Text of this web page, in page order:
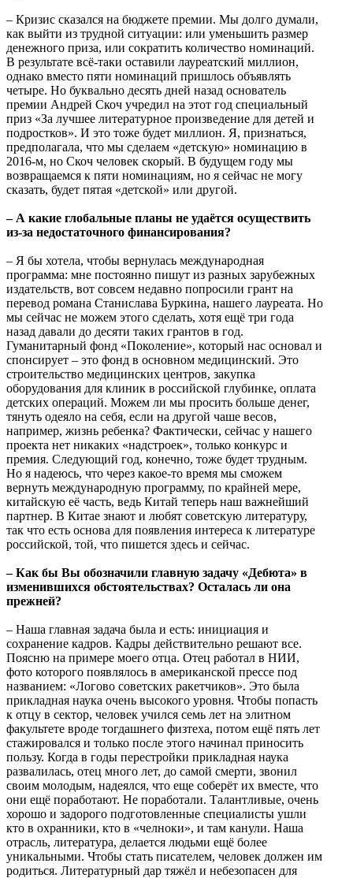
– Кризис сказался на бюджете премии. Мы долго думали,
как выйти из трудной ситуации: или уменьшить размер
денежного приза, или сократить количество номинаций.
В результате всё-таки оставили лауреатский миллион,
однако вместо пяти номинаций пришлось объявлять
четыре. Но буквально десять дней назад основатель
премии Андрей Скоч учредил на этот год специальный
приз «За лучшее литературное произведение для детей и
подростков». И это тоже будет миллион. Я, признаться,
предполагала, что мы сделаем «детскую» номинацию в
2016-м, но Скоч человек скорый. В будущем году мы
возвращаемся к пяти номинациям, но я сейчас не могу
сказать, будет пятая «детской» или другой.
– А какие глобальные планы не удаётся осуществить
из-за недостаточного финансирования?
– Я бы хотела, чтобы вернулась международная
программа: мне постоянно пишут из разных зарубежных
издательств, вот совсем недавно попросили грант на
перевод романа Станислава Буркина, нашего лауреата. Но
мы сейчас не можем этого сделать, хотя ещё три года
назад давали до десяти таких грантов в год.
Гуманитарный фонд «Поколение», который нас основал и
спонсирует – это фонд в основном медицинский. Это
строительство медицинских центров, закупка
оборудования для клиник в российской глубинке, оплата
детских операций. Можем ли мы просить больше денег,
тянуть одеяло на себя, если на другой чаше весов,
например, жизнь ребенка? Фактически, сейчас у нашего
проекта нет никаких «надстроек», только конкурс и
премия. Следующий год, конечно, тоже будет трудным.
Но я надеюсь, что через какое-то время мы сможем
вернуть международную программу, по крайней мере,
китайскую её часть, ведь Китай теперь наш важнейший
партнер. В Китае знают и любят советскую литературу,
так что есть основа для появления интереса к литературе
российской, той, что пишется здесь и сейчас.
– Как бы Вы обозначили главную задачу «Дебюта» в
изменившихся обстоятельствах? Осталась ли она
прежней?
– Наша главная задача была и есть: инициация и
сохранение кадров. Кадры действительно решают все.
Поясню на примере моего отца. Отец работал в НИИ,
фото которого появлялось в американской прессе под
названием: «Логово советских ракетчиков». Это была
прикладная наука очень высокого уровня. Чтобы попасть
к отцу в сектор, человек учился семь лет на элитном
факультете вроде тогдашнего физтеха, потом ещё пять лет
стажировался и только после этого начинал приносить
пользу. Когда в годы перестройки прикладная наука
развалилась, отец много лет, до самой смерти, звонил
своим молодым, надеялся, что еще соберёт их вместе, что
они ещё поработают. Не поработали. Талантливые, очень
хорошо и задорого подготовленные специалисты ушли
кто в охранники, кто в «челноки», и там канули. Наша
отрасль, литература, делается людьми ещё более
уникальными. Чтобы стать писателем, человек должен им
родиться. Литературный дар тяжёл и небезопасен для